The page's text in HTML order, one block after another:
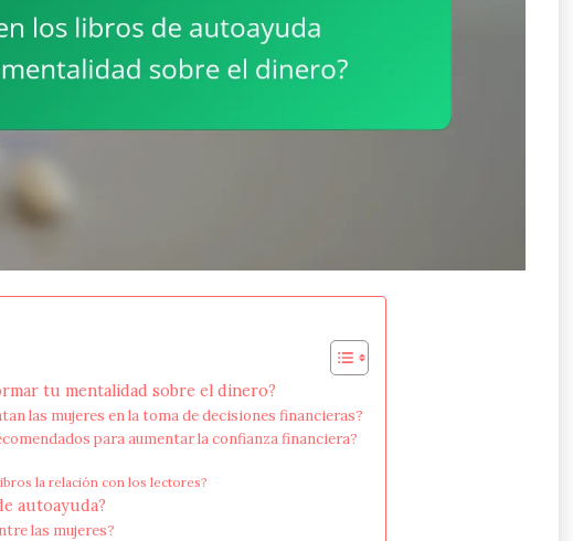
tu mentalidad sobre el dinero?
las mujeres en la toma de decisiones financieras?
para aumentar la confianza financiera?
la relación con los lectores?
autoayuda?
las mujeres?